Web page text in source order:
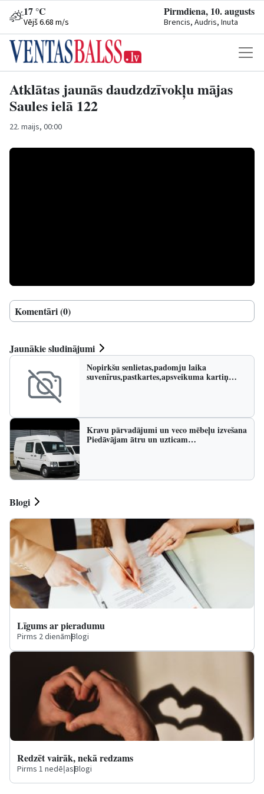
17 °C
Vējš 6.68 m/s
Pirmdiena, 10. augusts
Brencis, Audris, Inuta
Atklātas jaunās daudzdzīvokļu mājas
Saules ielā 122
22. maijs, 00:00
Komentāri (0)
Jaunākie sludinājumi
Nopirkšu senlietas,padomju laika
suvenīrus,pastkartes,apsveikuma kartiņ…
Kravu pārvadājumi un veco mēbeļu izvešana
Piedāvājam ātru un uzticam…
Blogi
Līgums ar pieradumu
Pirms 2 dienām|Blogi
Redzēt vairāk, nekā redzams
Pirms 1 nedēļas|Blogi